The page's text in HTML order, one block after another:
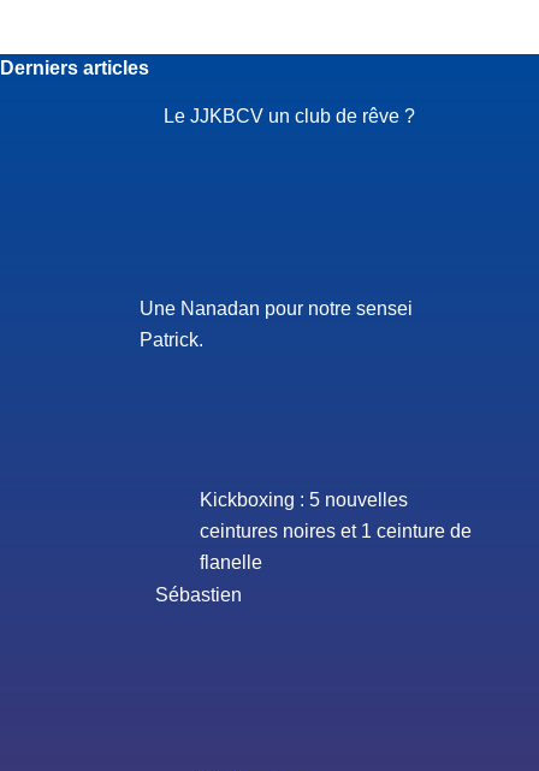
Derniers articles
Le JJKBCV un club de rêve ?
Une Nanadan pour notre sensei
Patrick.
Kickboxing : 5 nouvelles
ceintures noires et 1 ceinture de
flanelle
Sébastien